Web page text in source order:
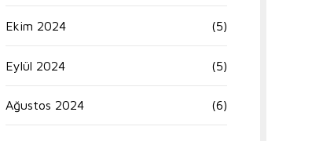
Ekim 2024 (5)
Eylül 2024 (5)
Ağustos 2024 (6)